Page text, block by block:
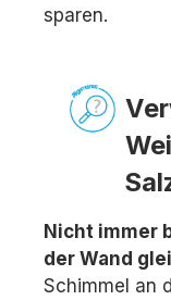
sparen.
Nicht immer
der Wand
Schimmel an